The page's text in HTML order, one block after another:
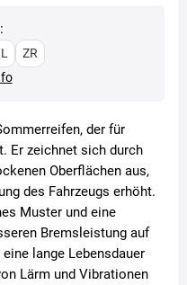
ZR
der für
Er zeichnet sich durch
Oberflächen aus,
des Fahrzeugs erhöht.
Muster und eine
Bremsleistung auf
lange Lebensdauer
Lärm und Vibrationen